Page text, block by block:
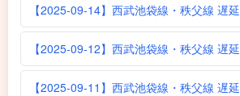
【2025-09-14】西武池袋線・秩父線 遅延
【2025-09-12】西武池袋線・秩父線 遅延
【2025-09-11】西武池袋線・秩父線 遅延